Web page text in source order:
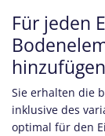
Für jeden
hinzufügen
Sie erhalten die
inklusive des
optimal für den